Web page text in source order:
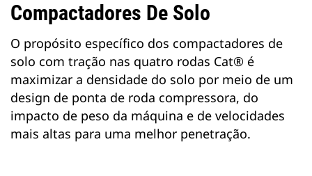
Compactadores De Solo
O propósito específico dos compactadores de
solo com tração nas quatro rodas Cat® é
maximizar a densidade do solo por meio de um
design de ponta de roda compressora, do
impacto de peso da máquina e de velocidades
mais altas para uma melhor penetração.